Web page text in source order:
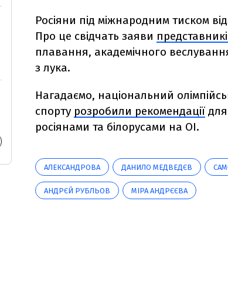
Росіяни під міжнародним тиском
Про це свідчать заяви
плавання, академічного
з лука.
Нагадаємо, національний
спорту розробили рекомендації
росіянами та білорусами на ОІ.
АЛЕКСАНДРОВА ДАНИЛО МЕДВЕДЄВ
АНДРЄЙ РУБЛЬОВ МІРА АНДРЄЄВА